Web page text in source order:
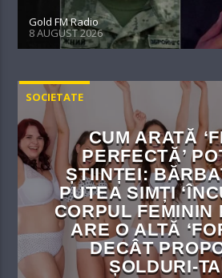
Gold FM Radio
8 AUGUST 2026
SOCIETATE
CUM ARATĂ
PERFECTĂ’
ȘTIINȚEI:
PUTEA SIMȚI
CORPUL FEMININ
ARE O ALTĂ
DECÂT
ȘOLDURI-